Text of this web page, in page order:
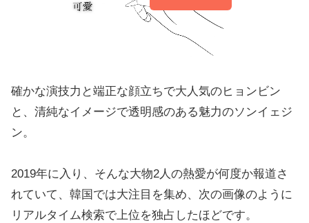
確かな演技力と端正な顔立ちで大人気のヒョンビン
と、清純なイメージで透明感のある魅力のソンイェジ
ン。
2019年に入り、そんな大物2人の熱愛が何度か報道さ
れていて、韓国では大注目を集め、次の画像のように
リアルタイム検索で上位を独占したほどです。